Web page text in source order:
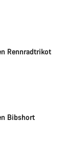
Rennradtrikot
Bibshort